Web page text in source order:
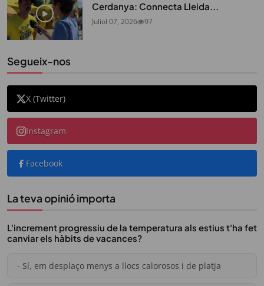
Cerdanya: Connecta Lleida...
Juliol 07, 2026 97
Segueix-nos
X (Twitter)
Instagram
Facebook
La teva opinió importa
L'increment progressiu de la temperatura als estius t'ha fet
canviar els hàbits de vacances?
- Sí, em desplaço menys a llocs calorosos i de platja